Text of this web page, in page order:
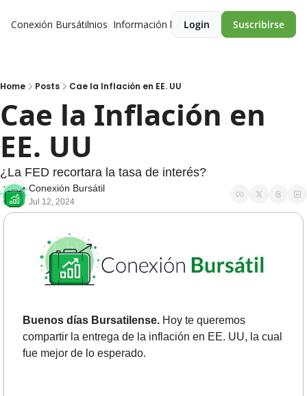
Conexión BursátilPremios Información legalLogin Suscribirse
Home Posts Cae la Inflación en EE. UU
Cae la Inflación en
EE. UU
¿La FED recortara la tasa de interés?
Conexión Bursátil
Jul 12, 2024
Buenos días Bursatilense. Hoy te queremos
compartir la entrega de la inflación en EE. UU, la cual
fue mejor de lo esperado.